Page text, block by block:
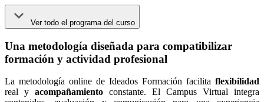
Ver todo el programa del curso
Una metodología diseñada para compatibilizar
formación y actividad profesional
La metodología online de Ideados Formación facilita flexibilidad
real y acompañamiento constante. El Campus Virtual integra